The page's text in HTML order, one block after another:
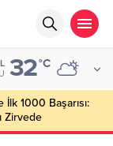
32°C
İlk 1000 Başarısı:
Zirvede